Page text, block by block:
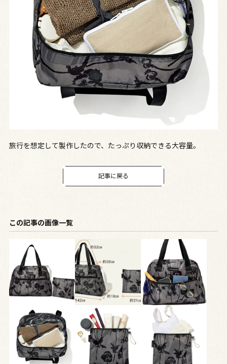
旅行を想定して製作したので、たっぷり収納できる大容量。
記事に戻る
この記事の画像一覧